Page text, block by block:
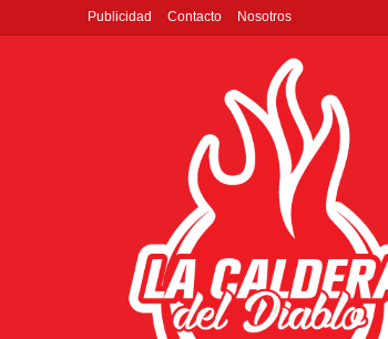
Publicidad Contacto Nosotros